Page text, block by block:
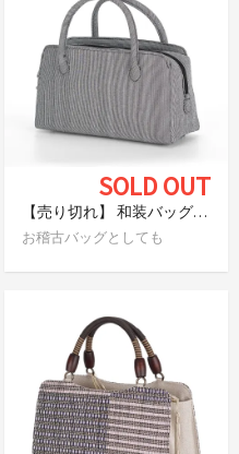
SOLD OUT
【売り切れ】 和装バッグ ストライプ
お稽古バッグとしても